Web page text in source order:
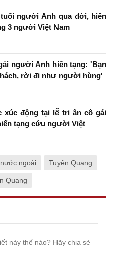
người Anh qua đời, hiến
3 người Việt Nam
người Anh hiến tạng: 'Bạn
rời đi như người hùng'
xúc động tại lễ tri ân cô gái
tạng cứu người Việt
ngoài Tuyên Quang
Quang